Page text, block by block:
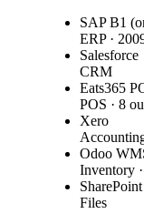
SAP B1
ERP ·
Salesforce
CRM
Eats365
POS · 8
Xero
Odoo
Inventory
Files